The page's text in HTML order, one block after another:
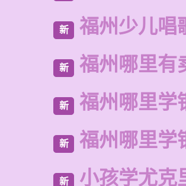
新 福州少儿唱
新 福州哪里有
新 福州哪里学
新 福州哪里学
新 小孩学尤克